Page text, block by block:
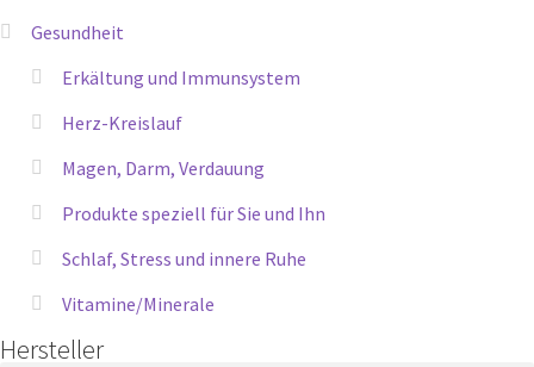
Gesundheit
Erkältung und Immunsystem
Herz-Kreislauf
Magen, Darm, Verdauung
Produkte speziell für Sie und Ihn
Schlaf, Stress und innere Ruhe
Vitamine/Minerale
Hersteller